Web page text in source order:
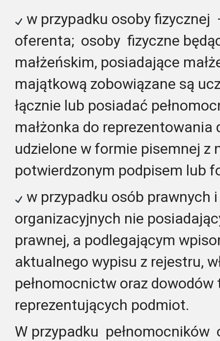
w przypadku osoby
oferenta; osoby fizyczne
małżeńskim, posiadające
majątkową zobowiązane są
łącznie lub posiadać
małżonka do reprezentowania
udzielone w formie pisemnej z
potwierdzonym podpisem lub
w przypadku osób prawnych
organizacyjnych nie
prawnej, a podlegającym
aktualnego wypisu z rejestru,
pełnomocnictw oraz
reprezentujących podmiot.
W przypadku